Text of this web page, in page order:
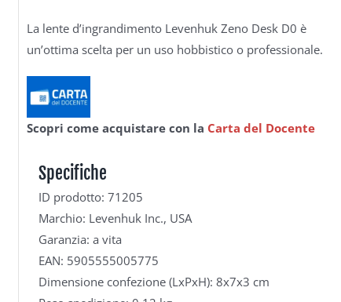
La lente d’ingrandimento Levenhuk Zeno Desk D0 è
un’ottima scelta per un uso hobbistico o professionale.
Scopri come acquistare con la Carta del Docente
Specifiche
ID prodotto: 71205
Marchio: Levenhuk Inc., USA
Garanzia: a vita
EAN: 5905555005775
Dimensione confezione (LxPxH): 8x7x3 cm